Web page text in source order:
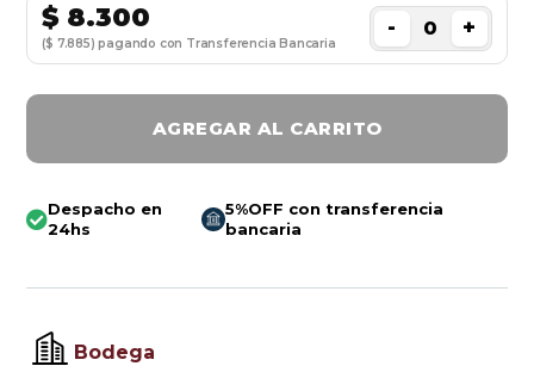
$8.300
($ 7.885) pagando con Transferencia Bancaria
- +
AGREGAR AL CARRITO
Despacho en
24hs
5%OFF con transferencia
bancaria
Bodega